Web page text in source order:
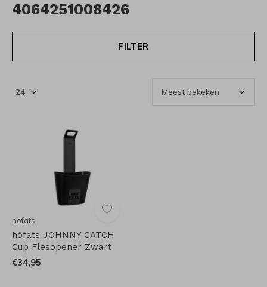
4064251008426
FILTER
höfats
höfats JOHNNY CATCH
Cup Flesopener Zwart
€34,95